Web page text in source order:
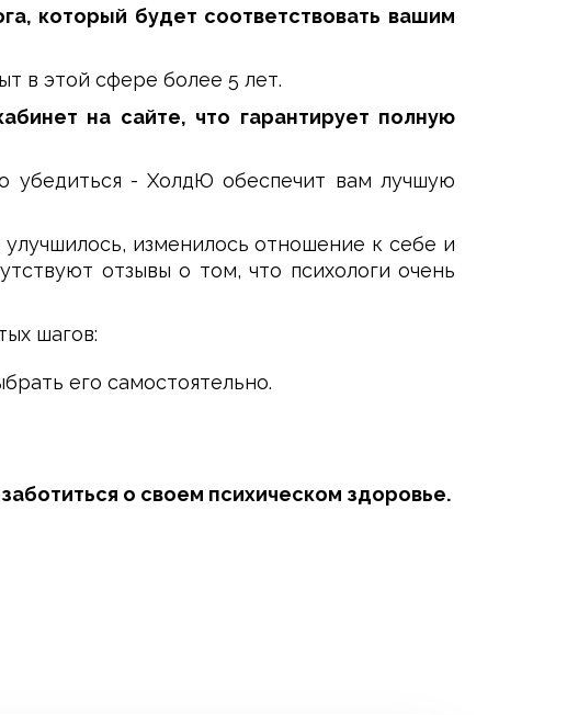
который будет соответствовать вашим
в этой сфере более 5 лет.
на сайте, что гарантирует полную
убедиться - ХолдЮ обеспечит вам лучшую
изменилось отношение к себе и
отзывы о том, что психологи очень
шагов:
его самостоятельно.
о своем психическом здоровье.